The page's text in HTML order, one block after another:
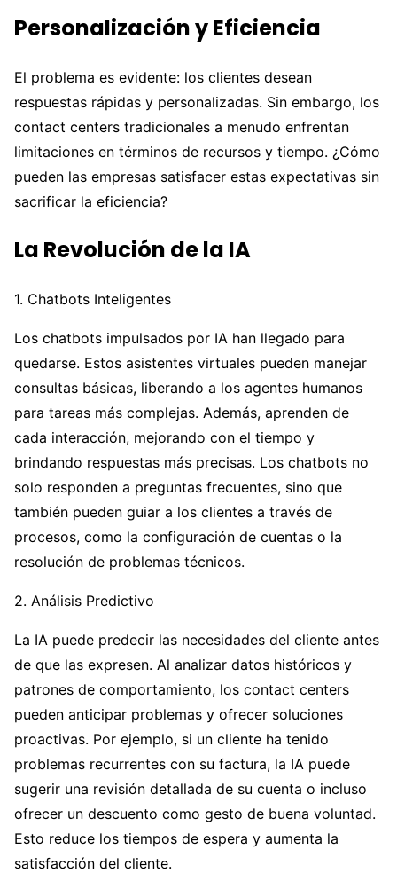
Personalización y Eficiencia
El problema es evidente: los clientes desean
respuestas rápidas y personalizadas. Sin embargo, los
contact centers tradicionales a menudo enfrentan
limitaciones en términos de recursos y tiempo. ¿Cómo
pueden las empresas satisfacer estas expectativas sin
sacrificar la eficiencia?
La Revolución de la IA
1. Chatbots Inteligentes
Los chatbots impulsados por IA han llegado para
quedarse. Estos asistentes virtuales pueden manejar
consultas básicas, liberando a los agentes humanos
para tareas más complejas. Además, aprenden de
cada interacción, mejorando con el tiempo y
brindando respuestas más precisas. Los chatbots no
solo responden a preguntas frecuentes, sino que
también pueden guiar a los clientes a través de
procesos, como la configuración de cuentas o la
resolución de problemas técnicos.
2. Análisis Predictivo
La IA puede predecir las necesidades del cliente antes
de que las expresen. Al analizar datos históricos y
patrones de comportamiento, los contact centers
pueden anticipar problemas y ofrecer soluciones
proactivas. Por ejemplo, si un cliente ha tenido
problemas recurrentes con su factura, la IA puede
sugerir una revisión detallada de su cuenta o incluso
ofrecer un descuento como gesto de buena voluntad.
Esto reduce los tiempos de espera y aumenta la
satisfacción del cliente.